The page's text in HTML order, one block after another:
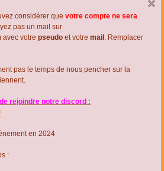
considérer que votre compte ne sera
pas un mail sur
avec votre pseudo et votre mail . Remplacer
pas le temps de nous pencher sur la
rejoindre notre discord :
en 2024
: